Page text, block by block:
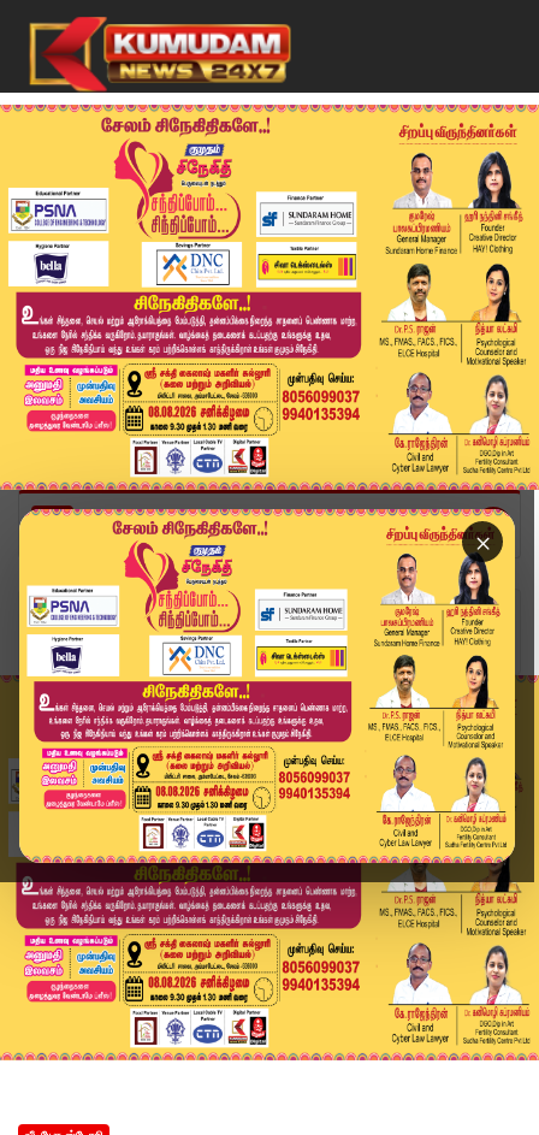
×
Home
வீடியோ ஸ்டோரி
Headlines Now | 6 PM Headlines | 01 APR 2026 | ...